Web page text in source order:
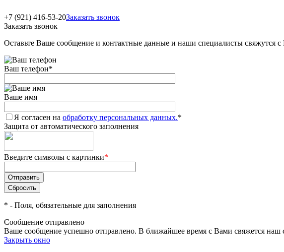
+7 (921) 416-53-20Заказать звонок
Заказать звонок
Оставьте Ваше сообщение и контактные данные и наши специалисты свяжутся
Ваш телефон*
Ваше имя
Я согласен на обработку персональных данных.*
Защита от автоматического заполнения
Введите символы с картинки*
* - Поля, обязательные для заполнения
Сообщение отправлено
Ваше сообщение успешно отправлено. В ближайшее время с Вами свяжется наш
Закрыть окно